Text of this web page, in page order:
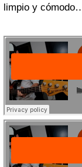
limpio y